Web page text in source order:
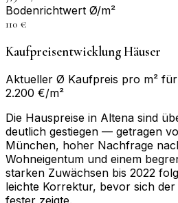
Bodenrichtwert Ø/m²
110 €
Kaufpreisentwicklung Häuser
Aktueller Ø Kaufpreis pro m²
2.200 €/m²
Die Hauspreise in Altena sind
deutlich gestiegen — getragen
München, hoher Nachfrage
Wohneigentum und einem
starken Zuwächsen bis 2022
leichte Korrektur, bevor sich
fester zeigte.